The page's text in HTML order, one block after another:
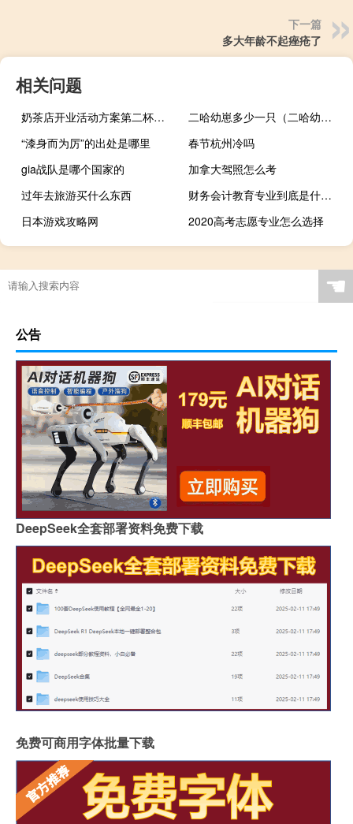
下一篇
多大年龄不起痤疮了
相关问题
奶茶店开业活动方案第二杯半价（奶茶店开业活动方案）
二哈幼崽多少一只（二哈幼崽多少钱一只）
“漆身而为厉”的出处是哪里
春节杭州冷吗
gia战队是哪个国家的
加拿大驾照怎么考
过年去旅游买什么东西
财务会计教育专业到底是什么意思
日本游戏攻略网
2020高考志愿专业怎么选择
☚
公告
DeepSeek全套部署资料免费下载
免费可商用字体批量下载